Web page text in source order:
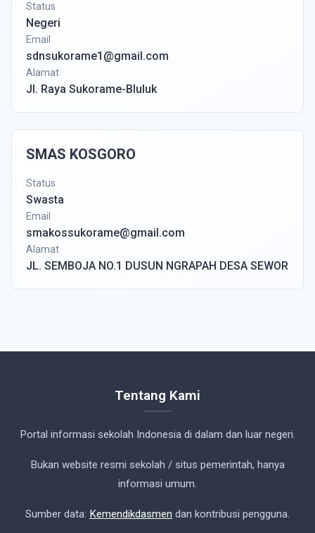
Status
Negeri
Email
sdnsukorame1@gmail.com
Alamat
Jl. Raya Sukorame-Bluluk
SMAS KOSGORO
Status
Swasta
Email
smakossukorame@gmail.com
Alamat
JL. SEMBOJA NO.1 DUSUN NGRAPAH DESA SEWOR
Tentang Kami
Portal informasi sekolah Indonesia di dalam dan luar negeri.
Bukan website resmi sekolah / situs pemerintah, hanya
informasi umum.
Sumber data: Kemendikdasmen dan kontribusi pengguna.